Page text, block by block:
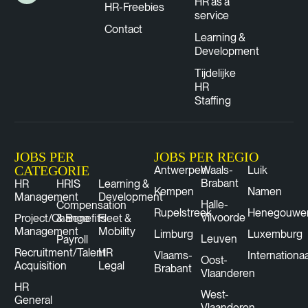
HR-Freebies
Contact
service
Learning &
Development
Tijdelijke
HR
Staffing
JOBS PER
CATEGORIE
HR
Management
Project/Change
Management
Recruitment/Talent
Acquisition
HR
General
HRIS
Compensation
& Benefits
Payroll
Learning &
Development
Fleet &
Mobility
HR
Legal
JOBS PER REGIO
Antwerpen
Kempen
Rupelstreek
Limburg
Vlaams-
Brabant
Waals-
Brabant
Halle-
Vilvoorde
Leuven
Oost-
Vlaanderen
West-
Luik
Namen
Luxemburg